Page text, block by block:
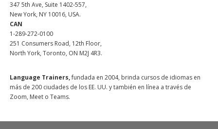
347 5th Ave, Suite 1402-557,
New York, NY 10016, USA.
CAN
1-289-272-0100
251 Consumers Road, 12th Floor,
North York, Toronto, ON M2J 4R3.
Language Trainers,fundada en 2004, brinda cursos de idiomas en
más de 200 ciudades de los EE. UU. y también en línea a través de
Zoom, Meet o Teams.